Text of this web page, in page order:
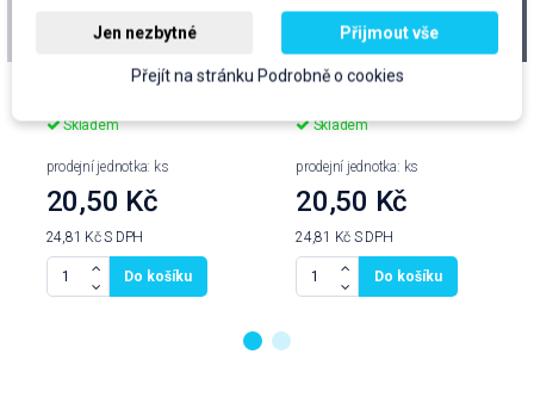
PROLIX, vel.č.8, M
Skladem
prodejní jednotka: ks
20,50 Kč
24,81 KčS DPH
Do košíku
Rukavice gumové
PROLIX, vel.č.9, L
Skladem
prodejní jednotka: ks
20,50 Kč
24,81 Kč S DPH
Do košíku
Jen nezbytné Přijmout vše
Přejít na stránku Podrobně o cookies